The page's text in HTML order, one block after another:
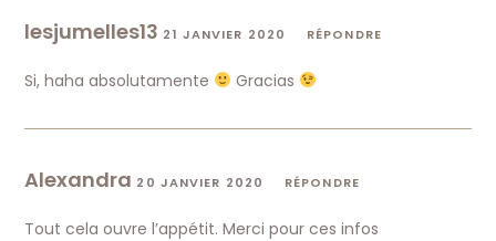
lesjumelles13 21 JANVIER 2020 RÉPONDRE
Si, haha absolutamente Gracias
Alexandra 20 JANVIER 2020 RÉPONDRE
Tout cela ouvre l’appétit. Merci pour ces infos